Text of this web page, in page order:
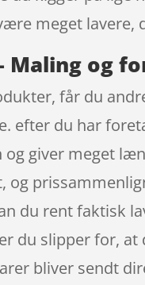
meget lavere,
Maling og
får du
efter du har
giver meget
og
du rent faktisk
du slipper for,
bliver sendt